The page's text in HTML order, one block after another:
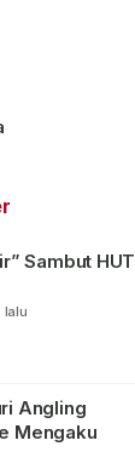
Sambut HUT
lalu
Angling
Mengaku